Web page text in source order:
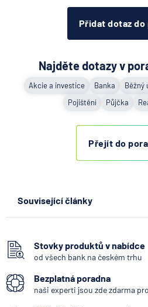
Východosaská spořitelna
Přidat dotaz do
Najděte dotazy v
Akcie a investice Banka Běžný
Pojištění
Půjčka
Přejít do
Související články
Stovky produktů v nabídce
od všech bank na českém trhu
Bezplatná poradna
naši experti jsou zde zdarma